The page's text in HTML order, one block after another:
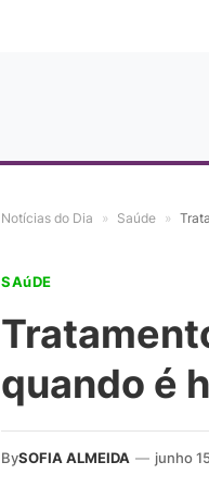
Notícias do Dia » Saúde »
SAúDE
quando é
BySOFIA ALMEIDA — junho